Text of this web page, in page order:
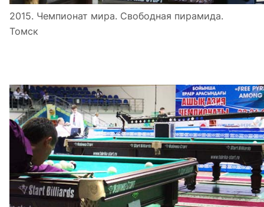
2015. Чемпионат мира. Свободная пирамида.
Томск